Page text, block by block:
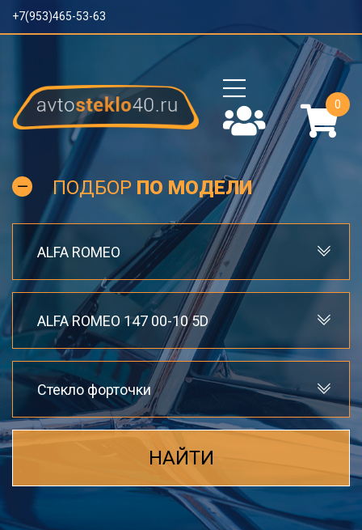
+7(953)465-53-63
0
ПОДБОР ПО МОДЕЛИ
ALFA ROMEO
ALFA ROMEO 147 00-10 5D
Стекло форточки
НАЙТИ